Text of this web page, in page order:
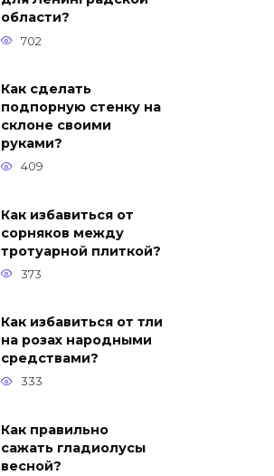
области?
702
Как сделать
подпорную стенку на
склоне своими
руками?
409
Как избавиться от
сорняков между
тротуарной плиткой?
373
Как избавиться от тли
на розах народными
средствами?
333
Как правильно
сажать гладиолусы
весной?